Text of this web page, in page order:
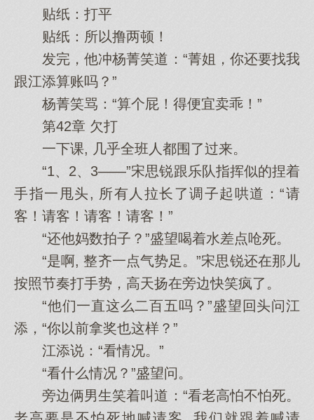
贴纸：打平
贴纸：所以撸两顿！
发完，他冲杨菁笑道：“菁姐，你还要找我
跟江添算账吗？”
杨菁笑骂：“算个屁！得便宜卖乖！”
第42章 欠打
一下课, 几乎全班人都围了过来。
“1、2、3——”宋思锐跟乐队指挥似的捏着
手指一甩头, 所有人拉长了调子起哄道：“请
客！请客！请客！请客！”
“还他妈数拍子？”盛望喝着水差点呛死。
“是啊, 整齐一点气势足。”宋思锐还在那儿
按照节奏打手势，高天扬在旁边快笑疯了。
“他们一直这么二百五吗？”盛望回头问江
添，“你以前拿奖也这样？”
江添说：“看情况。”
“看什么情况？”盛望问。
旁边俩男生笑着叫道：“看老高怕不怕死。